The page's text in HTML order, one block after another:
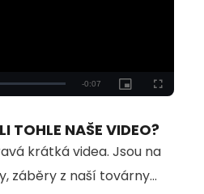
Loaded:
100.00%
TOHLE NAŠE VIDEO?
krátká videa. Jsou na
záběry z naší továrny...